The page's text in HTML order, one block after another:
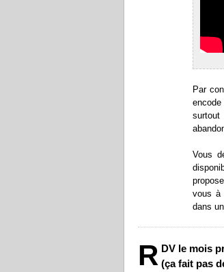
Par
Vous
vous à
dans
R DV le mois
(ça fait pas